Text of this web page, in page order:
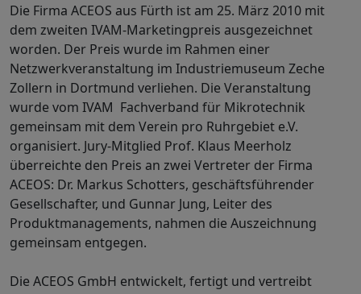
Die Firma ACEOS aus Fürth ist am 25. März 2010 mit
dem zweiten IVAM-Marketingpreis ausgezeichnet
worden. Der Preis wurde im Rahmen einer
Netzwerkveranstaltung im Industriemuseum Zeche
Zollern in Dortmund verliehen. Die Veranstaltung
wurde vom IVAM Fachverband für Mikrotechnik
gemeinsam mit dem Verein pro Ruhrgebiet e.V.
organisiert. Jury-Mitglied Prof. Klaus Meerholz
überreichte den Preis an zwei Vertreter der Firma
ACEOS: Dr. Markus Schotters, geschäftsführender
Gesellschafter, und Gunnar Jung, Leiter des
Produktmanagements, nahmen die Auszeichnung
gemeinsam entgegen.
Die ACEOS GmbH entwickelt, fertigt und vertreibt